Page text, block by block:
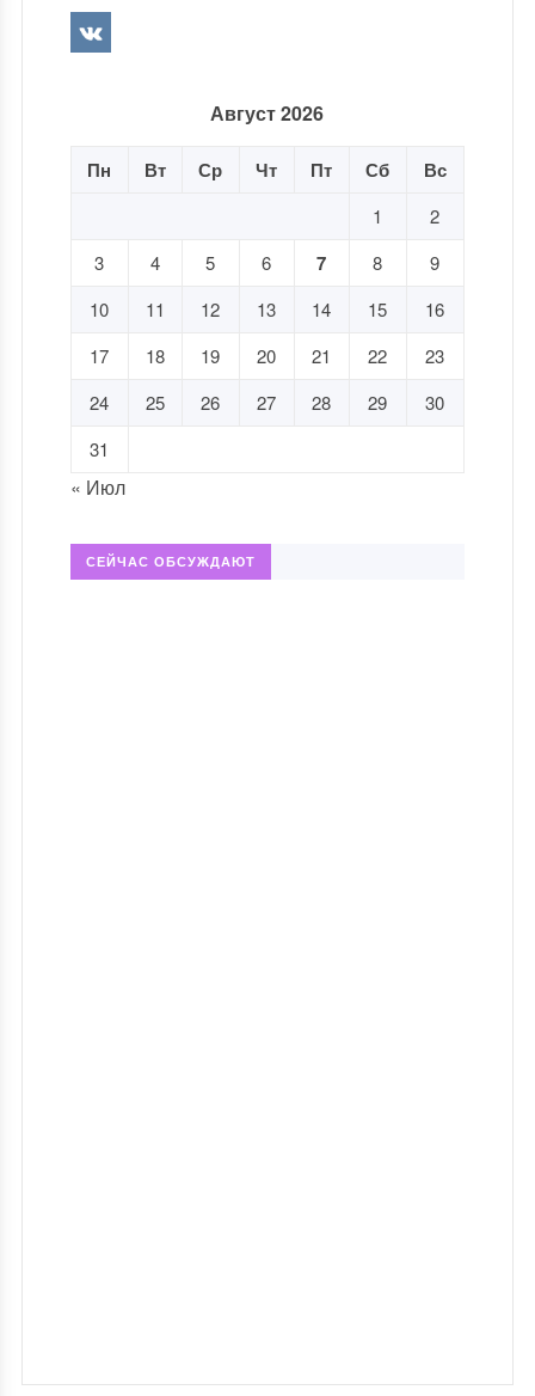
Август 2026
Пн Вт Ср Чт Пт Сб Вс
1
2
3
4 5 6 7 8
9
10
11 12 13 14 15
16
17
18 19 20 21 22
23
24
25 26 27 28 29
30
31
« Июл
СЕЙЧАС ОБСУЖДАЮТ